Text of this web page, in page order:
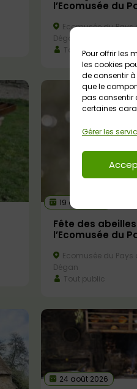
Pour offrir les
les cookies
de consentir
que le
pas consentir
certaines
Gérer les
l’Ecomusée du
Ecomusée du Pays
Dégan
Tout public
19 août 2026
Fête des
l’Ecomusée du
Ecomusée du Pays
Dégan
Tout public
24 août 2026